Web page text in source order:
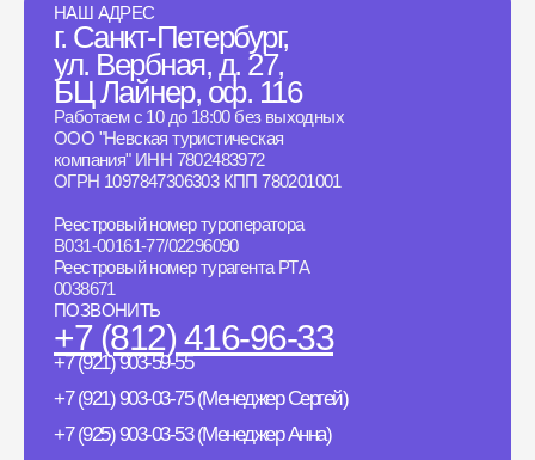
НАШ АДРЕС
г. Санкт-Петербург,
ул. Вербная, д. 27,
БЦ Лайнер, оф. 116
Работаем с 10 до 18:00 без выходных
ООО "Невская туристическая
компания" ИНН 7802483972
ОГРН 1097847306303 КПП 780201001
Реестровый номер туроператора
B031-00161-77/02296090
Реестровый номер турагента РТА
0038671
ПОЗВОНИТЬ
+7 (812) 416-96-33
+7 (921) 903-59-55
+7 (921) 903-03-75 (Менеджер Сергей)
+7 (925) 903-03-53 (Менеджер Анна)